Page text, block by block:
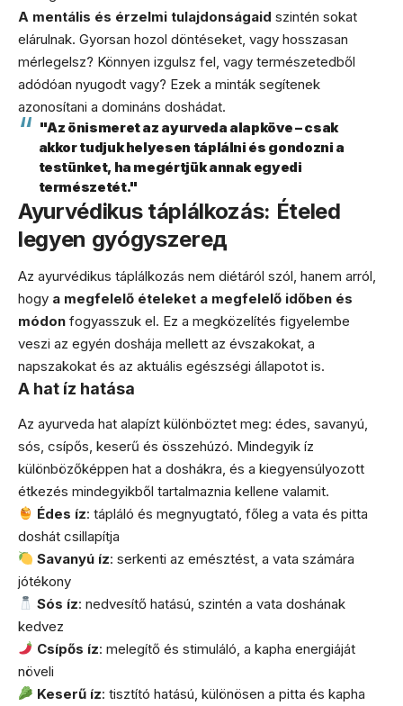
A mentális és érzelmi tulajdonságaid szintén sokat
elárulnak. Gyorsan hozol döntéseket, vagy hosszasan
mérlegelsz? Könnyen izgulsz fel, vagy természetedből
adódóan nyugodt vagy? Ezek a minták segítenek
azonosítani a domináns doshádat.
"Az önismeret az ayurveda alapköve – csak
akkor tudjuk helyesen táplálni és gondozni a
testünket, ha megértjük annak egyedi
természetét."
Ayurvédikus táplálkozás: Ételed
legyen gyógyszerед
Az ayurvédikus táplálkozás nem diétáról szól, hanem arról,
hogy a megfelelő ételeket a megfelelő időben és
módon fogyasszuk el. Ez a megközelítés figyelembe
veszi az egyén doshája mellett az évszakokat, a
napszakokat és az aktuális egészségi állapotot is.
A hat íz hatása
Az ayurveda hat alapízt különböztet meg: édes, savanyú,
sós, csípős, keserű és összehúzó. Mindegyik íz
különbözőképpen hat a doshákra, és a kiegyensúlyozott
étkezés mindegyikből tartalmaznia kellene valamit.
Édes íz: tápláló és megnyugtató, főleg a vata és pitta
doshát csillapítja
Savanyú íz: serkenti az emésztést, a vata számára
jótékony
Sós íz: nedvesítő hatású, szintén a vata doshának
kedvez
Csípős íz: melegítő és stimuláló, a kapha energiáját
növeli
Keserű íz: tisztító hatású, különösen a pitta és kapha